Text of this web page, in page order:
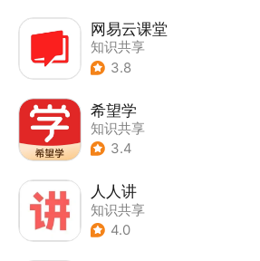
网易云课堂
知识共享
3.8
希望学
知识共享
3.4
人人讲
知识共享
4.0